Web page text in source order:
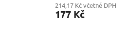
214,17 Kč včetně DPH
177 Kč